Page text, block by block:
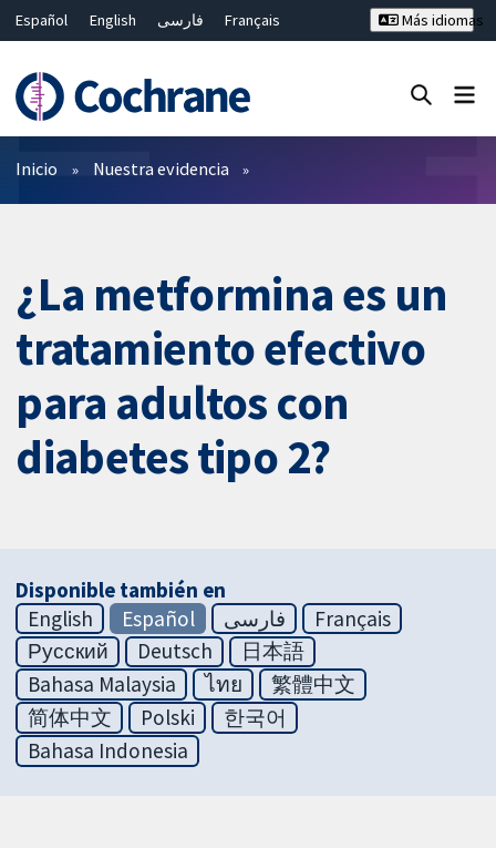
Español English فارسی
Français
Bahasa Malaysia
ไทย 繁體中文
Más idiomas
Filtros
Inicio Nuestra evidencia
¿La metformina es un
tratamiento efectivo
para adultos con
diabetes tipo 2?
Disponible también en
English
Español فارسی
Français
Русский
Deutsch
日本語
Bahasa Malaysia
ไทย
繁體中文
简体中文
Polski
한국어
Bahasa Indonesia